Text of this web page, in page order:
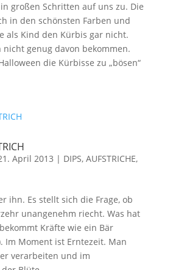
großen Schritten auf uns zu. Die
in den schönsten Farben und
als Kind den Kürbis gar nicht.
nicht genug davon bekommen.
die Kürbisse zu „bösen“
April 2013 | DIPS, AUFSTRICHE,
ihn. Es stellt sich die Frage, ob
unangenehm riecht. Was hat
Kräfte wie ein Bär
Im Moment ist Erntezeit. Man
verarbeiten und im